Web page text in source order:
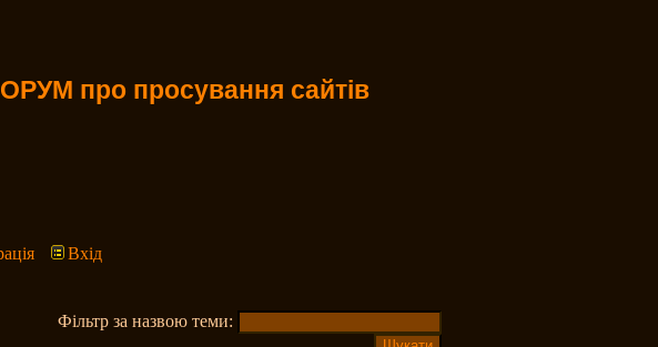
про просування сайтів
Вхід
Фільтр за назвою теми: